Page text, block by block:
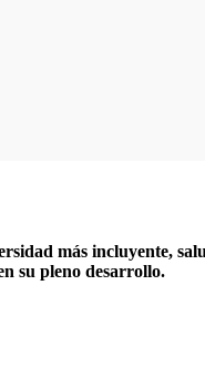
más incluyente,
su pleno desarrollo.